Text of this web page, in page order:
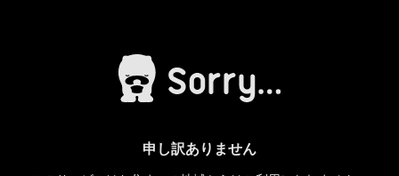
申し訳ありません